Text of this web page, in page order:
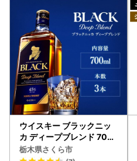
ウイスキー ブラックニッ
カ ディープブレンド 700
ml×3本
栃木県さくら市